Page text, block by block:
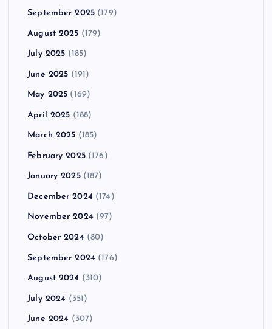
September 2025 (179)
August 2025 (179)
July 2025 (185)
June 2025 (191)
May 2025 (169)
April 2025 (188)
March 2025 (185)
February 2025(176)
January 2025(187)
December 2024 (174)
November 2024 (97)
October 2024 (80)
September 2024 (176)
August 2024 (310)
July 2024 (351)
June 2024 (307)